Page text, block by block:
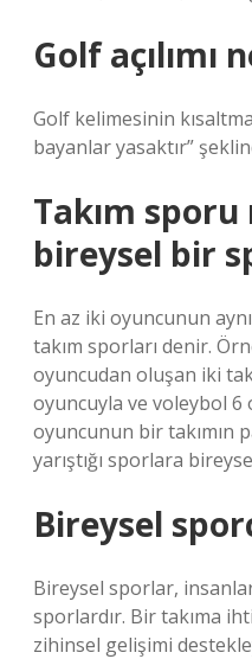
Golf açılımı
Golf kelimesinin
bayanlar yasaktır”
Takım
bireysel bir
En az iki oyuncunun
takım sporları denir.
oyuncudan oluşan iki
oyuncuyla ve voleybol 6
oyuncunun bir takımın
yarıştığı sporlara
Bireysel
Bireysel sporlar,
sporlardır. Bir takıma
zihinsel gelişimi